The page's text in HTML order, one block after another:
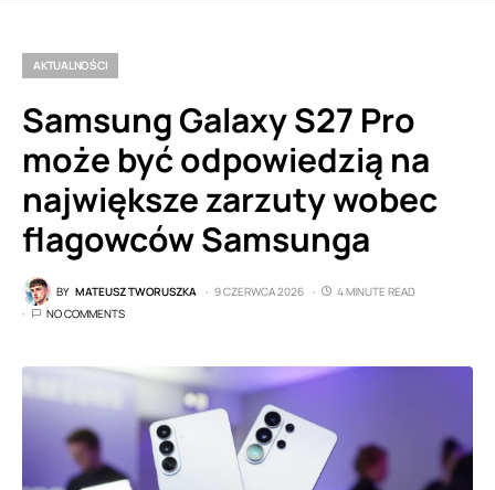
AKTUALNOŚCI
Samsung Galaxy S27 Pro
może być odpowiedzią na
największe zarzuty wobec
flagowców Samsunga
BY MATEUSZ TWORUSZKA 9 CZERWCA 2026
4 MINUTE READ
NO COMMENTS